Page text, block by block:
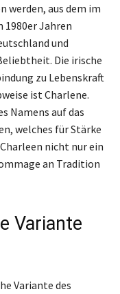
werden, aus dem im
1980er Jahren
und
Die irische
zu Lebenskraft
ist Charlene.
Namens auf das
welches für Stärke
nicht nur ein
an Tradition
Variante
Variante des